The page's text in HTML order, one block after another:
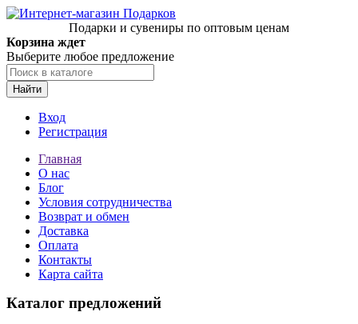
Подарки и сувениры по оптовым ценам
Корзина ждет
Выберите любое предложение
Найти
Вход
Регистрация
Главная
О нас
Блог
Условия сотрудничества
Возврат и обмен
Доставка
Оплата
Контакты
Карта сайта
Каталог предложений